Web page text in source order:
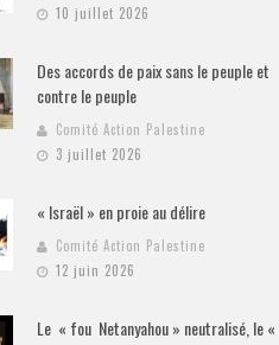
10 juillet 2026
Des accords de paix sans le peuple et
contre le peuple
Comité Action Palestine
3 juillet 2026
« Israël » en proie au délire
Comité Action Palestine
12 juin 2026
Le « fou Netanyahou » neutralisé, le